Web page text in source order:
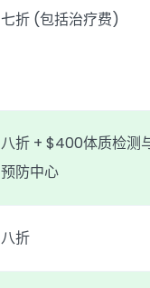
七折 (包括治疗费)
八折 + $400体质检测
预防中心
八折